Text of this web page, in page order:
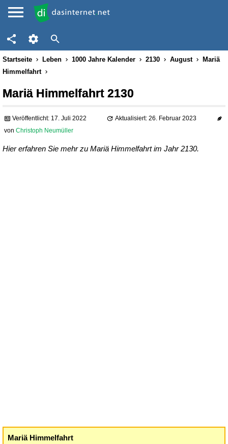
Startseite Leben 1000 Jahre Kalender 2130 August
Mariä
Himmelfahrt
Mariä Himmelfahrt 2130
Veröffentlicht: 17. Juli 2022
Aktualisiert: 26. Februar 2023
von Christoph Neumüller
Hier erfahren Sie mehr zu Mariä Himmelfahrt im Jahr 2130.
Mariä Himmelfahrt